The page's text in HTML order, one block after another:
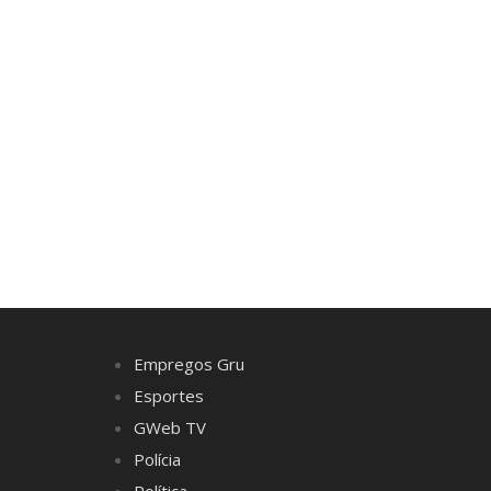
Empregos Gru
Esportes
GWeb TV
Polícia